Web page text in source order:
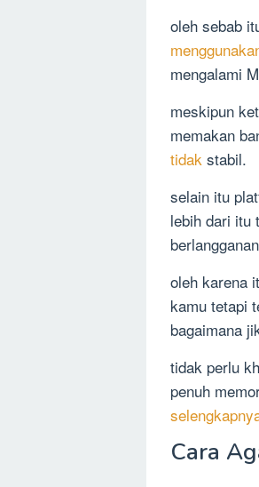
oleh sebab
mengalami
meskipun
memakan
tidak stabil.
selain itu
lebih dari itu
oleh karena
kamu tetapi
bagaimana
tidak perlu
penuh
Cara